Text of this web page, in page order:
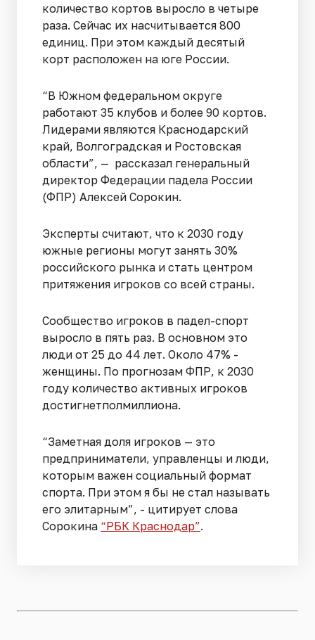
количество кортов выросло в четыре
раза. Сейчас их насчитывается 800
единиц. При этом каждый десятый
корт расположен на юге России.
“В Южном федеральном округе
работают 35 клубов и более 90 кортов.
Лидерами являются Краснодарский
край, Волгоградская и Ростовская
области”, — рассказал генеральный
директор Федерации падела России
(ФПР) Алексей Сорокин.
Эксперты считают, что к 2030 году
южные регионы могут занять 30%
российского рынка и стать центром
притяжения игроков со всей страны.
Сообщество игроков в падел-спорт
выросло в пять раз. В основном это
люди от 25 до 44 лет. Около 47% -
женщины. По прогнозам ФПР, к 2030
году количество активных игроков
достигнетполмиллиона.
“Заметная доля игроков — это
предприниматели, управленцы и люди,
которым важен социальный формат
спорта. При этом я бы не стал называть
его элитарным”, - цитирует слова
Сорокина “РБК Краснодар”.